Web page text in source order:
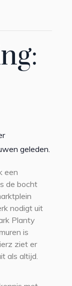
geleden.
een
de bocht
nodigt uit
Planty
is
ziet er
als altijd.